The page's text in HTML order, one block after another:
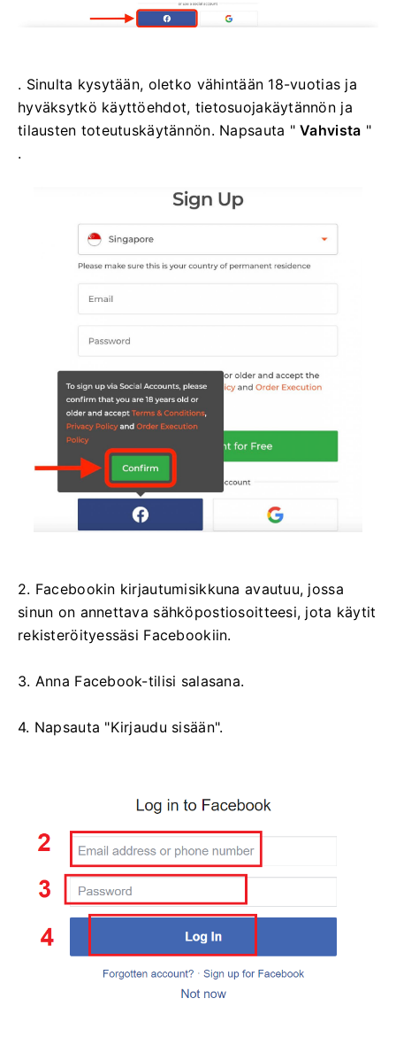
. Sinulta kysytään, oletko vähintään 18-vuotias ja
hyväksytkö käyttöehdot, tietosuojakäytännön ja
tilausten toteutuskäytännön. Napsauta "Vahvista "
.
2. Facebookin kirjautumisikkuna avautuu, jossa
sinun on annettava sähköpostiosoitteesi, jota käytit
rekisteröityessäsi Facebookiin.
3. Anna Facebook-tilisi salasana.
4. Napsauta "Kirjaudu sisään".